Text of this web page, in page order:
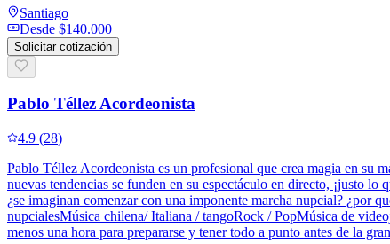
Santiago
Desde $140.000
Solicitar cotización
Pablo Téllez Acordeonista
4.9 (28)
Pablo Téllez Acordeonista es un profesional que crea magia en su
nuevas tendencias se funden en su espectáculo en directo, ¡justo
¿se imaginan comenzar con una imponente marcha nupcial? ¿por
nupcialesMúsica chilena/ Italiana / tangoRock / PopMúsica de
menos una hora para prepararse y tener todo a punto antes de la